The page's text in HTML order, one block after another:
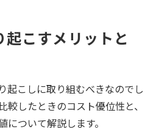
こすメリットと
起こしに取り組むべきなのでし
較したときのコスト優位性と、
ついて解説します。